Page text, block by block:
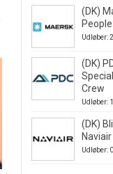
(DK)
Udløber:
(DK)
Crew
Udløber:
(DK)
Naviair
Udløber: